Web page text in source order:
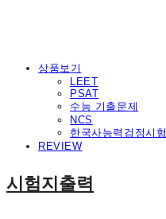
상품보기
LEET
PSAT
수능 기출문제
NCS
한국사능력검정시험
REVIEW
시험지출력